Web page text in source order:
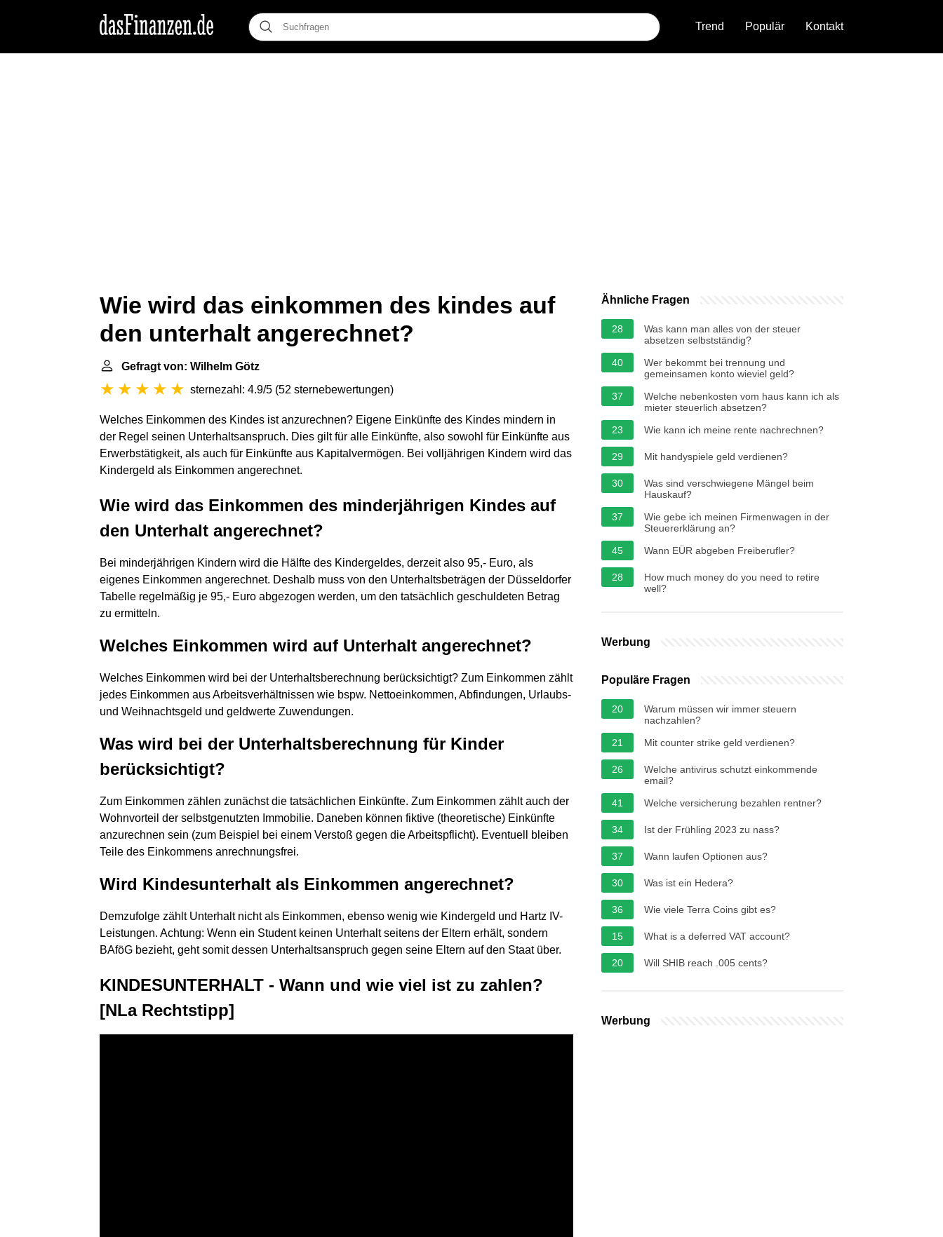
Trend Populär Kontakt
Wie wird das einkommen des kindes auf
den unterhalt angerechnet?
Gefragt von: Wilhelm Götz
sternezahl: 4.9/5 (52 sternebewertungen)
Welches Einkommen des Kindes ist anzurechnen? Eigene Einkünfte des Kindes mindern in
der Regel seinen Unterhaltsanspruch. Dies gilt für alle Einkünfte, also sowohl für Einkünfte aus
Erwerbstätigkeit, als auch für Einkünfte aus Kapitalvermögen. Bei volljährigen Kindern wird das
Kindergeld als Einkommen angerechnet.
Wie wird das Einkommen des minderjährigen Kindes auf
den Unterhalt angerechnet?
Bei minderjährigen Kindern wird die Hälfte des Kindergeldes, derzeit also 95,- Euro, als
eigenes Einkommen angerechnet. Deshalb muss von den Unterhaltsbeträgen der Düsseldorfer
Tabelle regelmäßig je 95,- Euro abgezogen werden, um den tatsächlich geschuldeten Betrag
zu ermitteln.
Welches Einkommen wird auf Unterhalt angerechnet?
Welches Einkommen wird bei der Unterhaltsberechnung berücksichtigt? Zum Einkommen zählt
jedes Einkommen aus Arbeitsverhältnissen wie bspw. Nettoeinkommen, Abfindungen, Urlaubs-
und Weihnachtsgeld und geldwerte Zuwendungen.
Was wird bei der Unterhaltsberechnung für Kinder
berücksichtigt?
Zum Einkommen zählen zunächst die tatsächlichen Einkünfte. Zum Einkommen zählt auch der
Wohnvorteil der selbstgenutzten Immobilie. Daneben können fiktive (theoretische) Einkünfte
anzurechnen sein (zum Beispiel bei einem Verstoß gegen die Arbeitspflicht). Eventuell bleiben
Teile des Einkommens anrechnungsfrei.
Wird Kindesunterhalt als Einkommen angerechnet?
Demzufolge zählt Unterhalt nicht als Einkommen, ebenso wenig wie Kindergeld und Hartz IV-
Leistungen. Achtung: Wenn ein Student keinen Unterhalt seitens der Eltern erhält, sondern
BAföG bezieht, geht somit dessen Unterhaltsanspruch gegen seine Eltern auf den Staat über.
KINDESUNTERHALT - Wann und wie viel ist zu zahlen?
[NLa Rechtstipp]
Ähnliche Fragen
28
Was kann man alles von der steuer
absetzen selbstständig?
40
Wer bekommt bei trennung und
gemeinsamen konto wieviel geld?
37
Welche nebenkosten vom haus kann ich als
mieter steuerlich absetzen?
23
Wie kann ich meine rente nachrechnen?
29 Mit handyspiele geld verdienen?
30
Was sind verschwiegene Mängel beim
Hauskauf?
37
Wie gebe ich meinen Firmenwagen in der
Steuererklärung an?
45
Wann EÜR abgeben Freiberufler?
28
How much money do you need to retire
well?
Werbung
Populäre Fragen
20
Warum müssen wir immer steuern
nachzahlen?
21
Mit counter strike geld verdienen?
26
Welche antivirus schutzt einkommende
email?
41
Welche versicherung bezahlen rentner?
34 Ist der Frühling 2023 zu nass?
37 Wann laufen Optionen aus?
30 Was ist ein Hedera?
36 Wie viele Terra Coins gibt es?
15 What is a deferred VAT account?
20 Will SHIB reach .005 cents?
Werbung